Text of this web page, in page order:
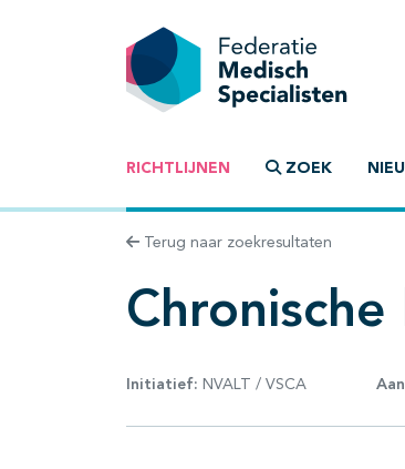
RICHTLIJNEN ZOEK
Terug naar zoekresultaten
Initiatief: NVALT / VSCA